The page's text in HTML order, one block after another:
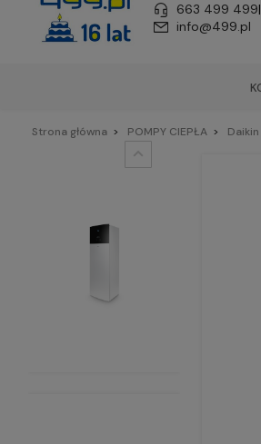
663 499 499|
info@499.pl
Strona główna POMPY CIEPŁA Daikin